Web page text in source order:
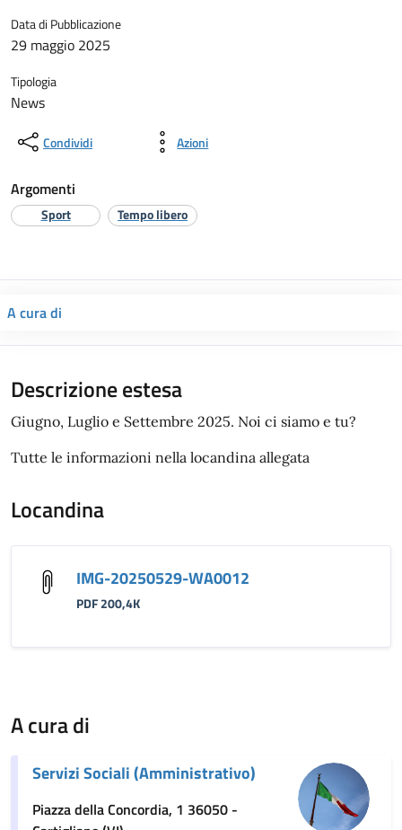
Data di Pubblicazione
29 maggio 2025
Tipologia
News
Condividi Azioni
Argomenti
Sport Tempo libero
A cura di
Descrizione estesa
Giugno, Luglio e Settembre 2025. Noi ci siamo e tu?
Tutte le informazioni nella locandina allegata
Locandina
IMG-20250529-WA0012
PDF 200,4K
A cura di
Servizi Sociali (Amministrativo)
Piazza della Concordia, 1 36050 -